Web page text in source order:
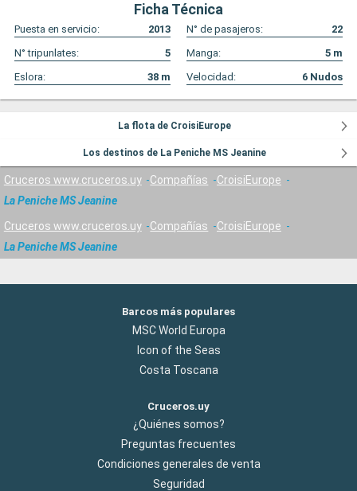
Ficha Técnica
Puesta en servicio: 2013 N° de pasajeros:
22
N° tripunlates:
5 Manga: 5 m
Eslora:
38 m Velocidad: 6 Nudos
La flota de CroisiEurope
Los destinos de La Peniche MS Jeanine
Cruceros www.cruceros.uy Compañías
CroisiEurope
La Peniche MS Jeanine
Cruceros www.cruceros.uy Compañías
CroisiEurope
La Peniche MS Jeanine
Barcos más populares
MSC World Europa
Icon of the Seas
Costa Toscana
Cruceros.uy
¿Quiénes somos?
Preguntas frecuentes
Condiciones generales de venta
Seguridad